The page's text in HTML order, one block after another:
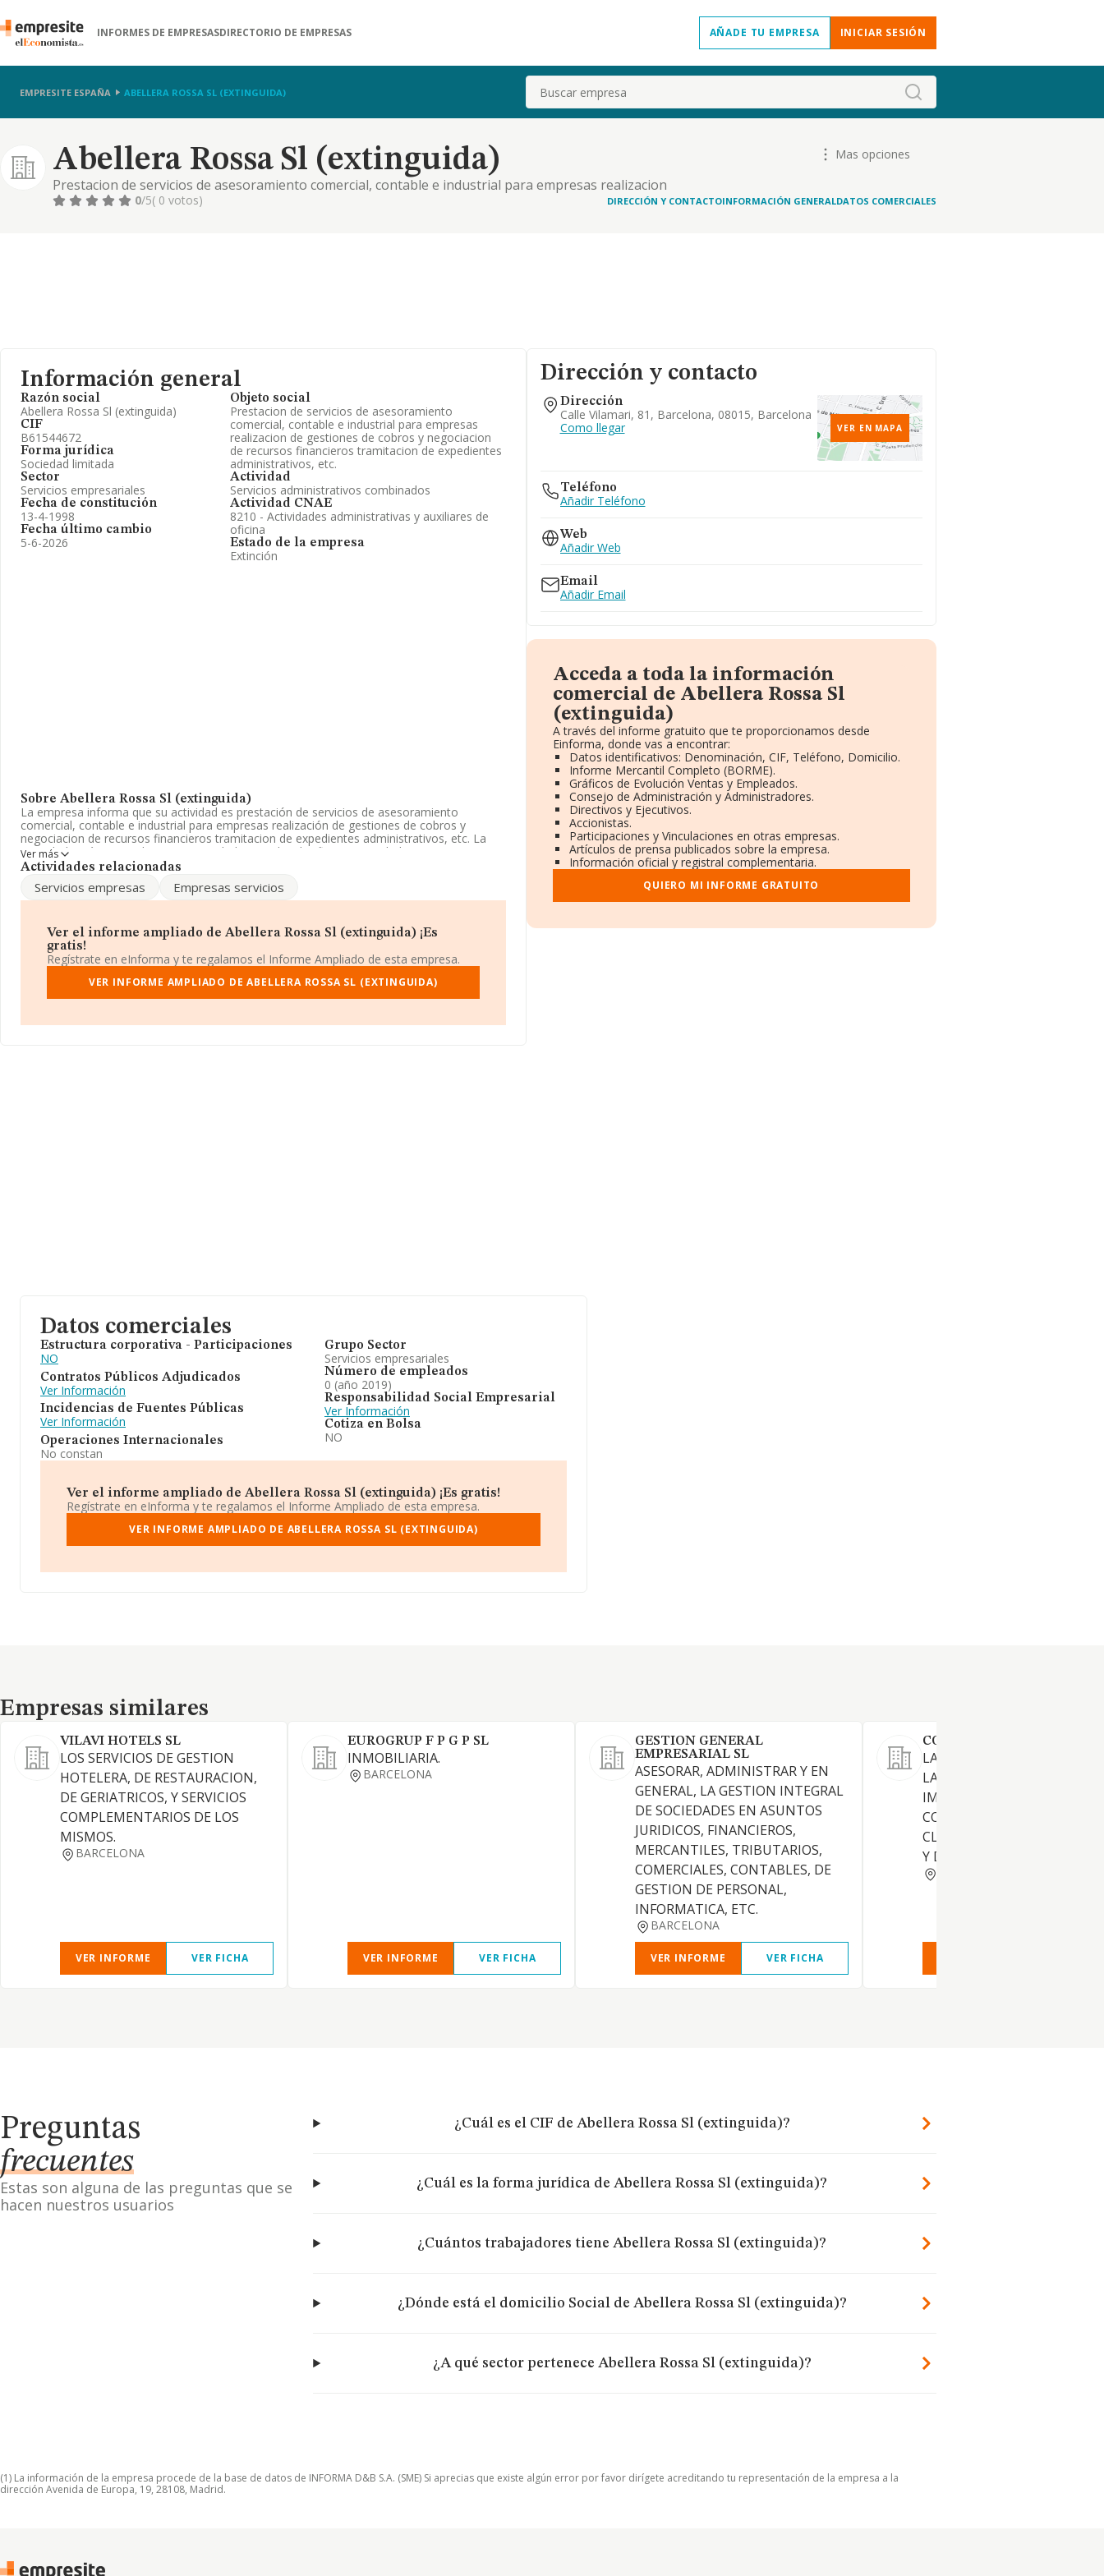
INFORMES DE EMPRESASDIRECTORIO DE EMPRESAS AÑADE TU EMPRESA INICIAR SESIÓN
EMPRESITE ESPAÑA ABELLERA ROSSA SL (EXTINGUIDA) Buscar
Abellera Rossa Sl (extinguida)
Prestacion de servicios de asesoramiento comercial, contable e industrial para empresas realizacion
de gestiones de cobros y negociacion de recursos financieros tramitacion de expedientes
Mas opciones
0/5( 0 votos) DIRECCIÓN Y CONTACTOINFORMACIÓN GENERALDATOS COMERCIALES
Información general
Razón social
Abellera Rossa Sl (extinguida)
CIF
B61544672
Forma jurídica
Sociedad limitada
Sector
Servicios empresariales
Fecha de constitución
13-4-1998
Fecha último cambio
5-6-2026
Objeto social
Prestacion de servicios de asesoramiento
comercial, contable e industrial para empresas
realizacion de gestiones de cobros y negociacion
de recursos financieros tramitacion de expedientes
administrativos, etc.
Actividad
Servicios administrativos combinados
Actividad CNAE
8210 - Actividades administrativas y auxiliares de
oficina
Estado de la empresa
Extinción
Sobre Abellera Rossa Sl (extinguida)
La empresa informa que su actividad es prestación de servicios de asesoramiento
comercial, contable e industrial para empresas realización de gestiones de cobros y
negociacion de recursos financieros tramitacion de expedientes administrativos, etc. La
sociedad está registrada como Sociedad Limitada. Clasifica su actividad CNAE como
'%cnae%', código 8210. La empresa no tiene actividad en mercados exteriores.
La empresa españolaAbellera Rossa S.L (extinguida)
Calle Vilamari núm. 81, (08015), en el municipio de Barcelona, Cataluña.
Con los datos a disposición de INFORMA sobre 7.070 empresas pertenecientes al sector,
la facturación en el ámbito nacional alcanza los 3.257 millones de euros y la media entre
todas las compañías es de 460 mil euros de ventas en 2019. Por último, con el fin de
ampliar la información relativa al ámbito de la empresa, la media de empleados es de 3. La
antigüedad alcanza los 15 años desde la constitución.
Ver más
Actividades relacionadas
Servicios empresas Empresas servicios
Ver el informe ampliado de Abellera Rossa Sl (extinguida) ¡Es
gratis!
Regístrate en eInforma y te regalamos el Informe Ampliado de esta empresa.
VER INFORME AMPLIADO DE ABELLERA ROSSA SL (EXTINGUIDA)
Dirección y contacto
Dirección
Calle Vilamari, 81, Barcelona, 08015, Barcelona
Como llegar
VER EN MAPA
Teléfono
Añadir Teléfono
Web
Añadir Web
Email
Añadir Email
Acceda a toda la información
comercial de Abellera Rossa Sl
(extinguida)
A través del informe gratuito que te proporcionamos desde
Einforma, donde vas a encontrar:
Datos identificativos: Denominación, CIF, Teléfono, Domicilio.
Informe Mercantil Completo (BORME).
Gráficos de Evolución Ventas y Empleados.
Consejo de Administración y Administradores.
Directivos y Ejecutivos.
Accionistas.
Participaciones y Vinculaciones en otras empresas.
Artículos de prensa publicados sobre la empresa.
Información oficial y registral complementaria.
QUIERO MI INFORME GRATUITO
Datos comerciales
Estructura corporativa - Participaciones
NO
Contratos Públicos Adjudicados
Ver Información
Incidencias de Fuentes Públicas
Ver Información
Operaciones Internacionales
No constan
Grupo Sector
Servicios empresariales
Número de empleados
0 (año 2019)
Responsabilidad Social Empresarial
Ver Información
Cotiza en Bolsa
NO
Ver el informe ampliado de Abellera Rossa Sl (extinguida) ¡Es gratis!
Regístrate en eInforma y te regalamos el Informe Ampliado de esta empresa.
VER INFORME AMPLIADO DE ABELLERA ROSSA SL (EXTINGUIDA)
Empresas similares
Empresas similares
VILAVI HOTELS SL
LOS SERVICIOS DE GESTION
HOTELERA, DE RESTAURACION,
DE GERIATRICOS, Y SERVICIOS
COMPLEMENTARIOS DE LOS
MISMOS.
BARCELONA
VER INFORME VER FICHA
EUROGRUP F P G P SL
INMOBILIARIA.
BARCELONA
VER INFORME VER FICHA
GESTION GENERAL
EMPRESARIAL SL
ASESORAR, ADMINISTRAR Y EN
GENERAL, LA GESTION INTEGRAL
DE SOCIEDADES EN ASUNTOS
JURIDICOS, FINANCIEROS,
MERCANTILES, TRIBUTARIOS,
COMERCIALES, CONTABLES, DE
GESTION DE PERSONAL,
INFORMATICA, ETC.
BARCELONA
VER INFORME VER FICHA
COPIVALLES SL
LA ACTIVIDAD DE
LA COMPRA, VENTA,
IMPORTACION,
COMERCIALIZACION DE
CLASE DE ARTICULOS DE
Y DE ESCRITORIO.
Preguntas
frecuentes
Estas son alguna de las preguntas que se
hacen nuestros usuarios
¿Cuál es el CIF de Abellera Rossa Sl (extinguida)?
¿Cuál es la forma jurídica de Abellera Rossa Sl (extinguida)?
¿Cuántos trabajadores tiene Abellera Rossa Sl (extinguida)?
¿Dónde está el domicilio Social de Abellera Rossa Sl (extinguida)?
¿A qué sector pertenece Abellera Rossa Sl (extinguida)?
(1) La información de la empresa procede de la base de datos de INFORMA D&B S.A. (SME) Si aprecias que existe algún error por favor dirígete acreditando tu representación de la empresa a la
dirección Avenida de Europa, 19, 28108, Madrid.